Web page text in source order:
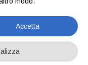
Accetta